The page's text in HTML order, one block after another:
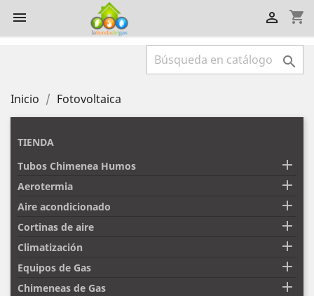
 shopping_cart


Inicio Fotovoltaica
TIENDA
Tubos Chimenea Humos

Aerotermia 
Aire acondicionado 
Cortinas de aire 
Climatización 
Equipos de Gas 
Chimeneas de Gas 